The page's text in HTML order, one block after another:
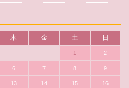
木 金 土 日
1 2
6 7 8 9
13 14 15 16